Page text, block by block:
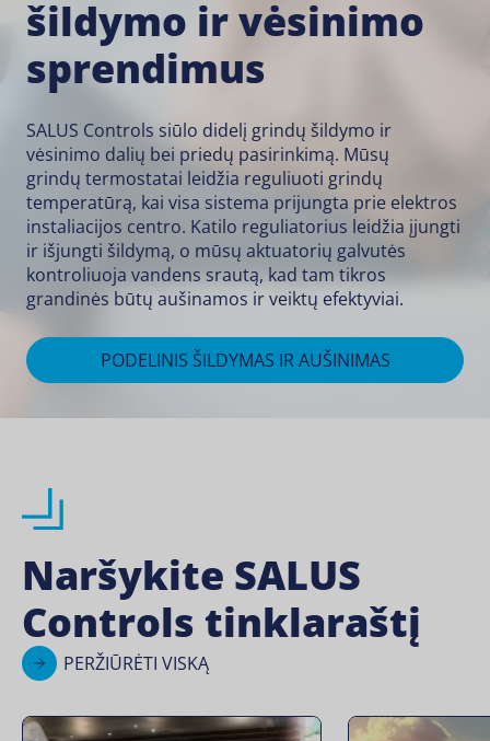
šildymo ir vėsinimo
sprendimus
SALUS Controls siūlo didelį grindų šildymo ir
vėsinimo dalių bei priedų pasirinkimą. Mūsų
grindų termostatai leidžia reguliuoti grindų
temperatūrą, kai visa sistema prijungta prie elektros
instaliacijos centro. Katilo reguliatorius leidžia įjungti
ir išjungti šildymą, o mūsų aktuatorių galvutės
kontroliuoja vandens srautą, kad tam tikros
grandinės būtų aušinamos ir veiktų efektyviai.
PODELINIS ŠILDYMAS IR AUŠINIMAS
Naršykite SALUS
Controls tinklaraštį
PERŽIŪRĖTI VISKĄ